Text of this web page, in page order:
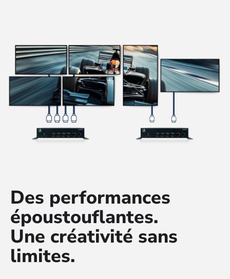
Des performances
époustouflantes.
Une créativité sans
limites.